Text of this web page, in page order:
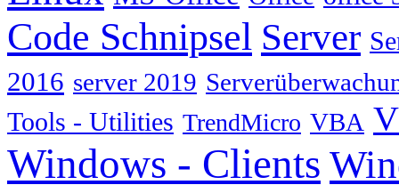
Code Schnipsel Server
2016 server 2019
Tools - Utilities TrendMicro VBA
Windows - Clients